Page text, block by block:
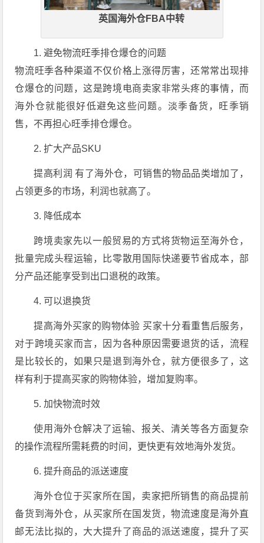
英国海外仓FBA中转
1. 避免物流旺季排仓爆仓的问题
物流旺季各种渠道不仅价格上涨得厉害，还常常出现排
仓爆仓的问题，这是跨境电商卖家非常头疼的事情，而
海外仓就能很好低避免这些问题。淡季备货，旺季销
售，不再担心旺季排仓爆仓。
2. 扩大产品SKU
提高利润 有了海外仓，可销售的物品品类增加了，
占领更多的市场，利润也就高了。
3. 降低成本
跨境卖家先以一般贸易的方式将货物运至海外仓，
批量完成头程运输，比零散用国际快递要节省成本，部
分产品还能享受到出口退税的政策。
4. 可以退换货
提高海外买家的购物体验 买家十分看重售后服务，
对于跨境买家而言，因为各种原因需要退货的话，流程
是比较长的，如果只是退到海外仓，就方便很多了，这
样有利于提高买家的购物体验，增加复购率。
5. 加快物流时效
使用海外仓解决了运输、报关、清关等各方面复杂
的操作流程所需耗费的时间，更快更有效地海外发货。
6. 提升商品的派送速度
海外仓位于买家所在国，卖家把所销售的商品提前
备货到海外仓，从买家所在国发货，物流速度是海外直
邮无法比拟的，大大提升了商品的派送速度，提升了买